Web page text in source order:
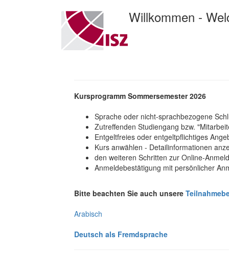
Willkommen -
Kursprogramm Sommersemester 2026
Sprache oder nicht-sprachbezogene
Zutreffenden Studiengang bzw.
Entgeltfreies oder entgeltpflichtiges
Kurs anwählen - Detailinformationen
den weiteren Schritten zur Online-
Anmeldebestätigung mit persönlicher
Bitte beachten Sie auch unsere
Arabisch
Deutsch als Fremdsprache